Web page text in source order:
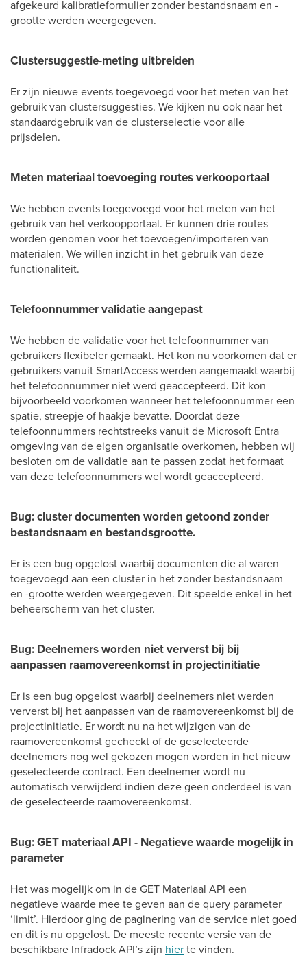
afgekeurd kalibratieformulier zonder bestandsnaam en -
grootte werden weergegeven.
Clustersuggestie-meting uitbreiden
Er zijn nieuwe events toegevoegd voor het meten van het
gebruik van clustersuggesties. We kijken nu ook naar het
standaardgebruik van de clusterselectie voor alle
prijsdelen.
Meten materiaal toevoeging routes verkooportaal
We hebben events toegevoegd voor het meten van het
gebruik van het verkoopportaal. Er kunnen drie routes
worden genomen voor het toevoegen/importeren van
materialen. We willen inzicht in het gebruik van deze
functionaliteit.
Telefoonnummer validatie aangepast
We hebben de validatie voor het telefoonnummer van
gebruikers flexibeler gemaakt. Het kon nu voorkomen dat er
gebruikers vanuit SmartAccess werden aangemaakt waarbij
het telefoonnummer niet werd geaccepteerd. Dit kon
bijvoorbeeld voorkomen wanneer het telefoonnummer een
spatie, streepje of haakje bevatte. Doordat deze
telefoonnummers rechtstreeks vanuit de Microsoft Entra
omgeving van de eigen organisatie overkomen, hebben wij
besloten om de validatie aan te passen zodat het formaat
van deze telefoonnummers wel wordt geaccepteerd.
Bug: cluster documenten worden getoond zonder
bestandsnaam en bestandsgrootte.
Er is een bug opgelost waarbij documenten die al waren
toegevoegd aan een cluster in het zonder bestandsnaam
en -grootte werden weergegeven. Dit speelde enkel in het
beheerscherm van het cluster.
Bug: Deelnemers worden niet ververst bij bij
aanpassen raamovereenkomst in projectinitiatie
Er is een bug opgelost waarbij deelnemers niet werden
ververst bij het aanpassen van de raamovereenkomst bij de
projectinitiatie. Er wordt nu na het wijzigen van de
raamovereenkomst gecheckt of de geselecteerde
deelnemers nog wel gekozen mogen worden in het nieuw
geselecteerde contract. Een deelnemer wordt nu
automatisch verwijderd indien deze geen onderdeel is van
de geselecteerde raamovereenkomst.
Bug: GET materiaal API - Negatieve waarde mogelijk in
parameter
Het was mogelijk om in de GET Materiaal API een
negatieve waarde mee te geven aan de query parameter
‘limit’. Hierdoor ging de paginering van de service niet goed
en dit is nu opgelost. De meeste recente versie van de
beschikbare Infradock API’s zijn hierte vinden.